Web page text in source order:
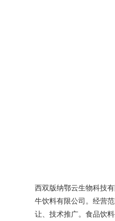
西双版纳鄂云生物科技
牛饮料有限公司。经营
让、技术推广。食品饮